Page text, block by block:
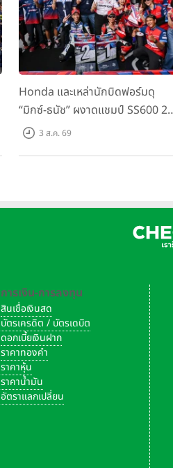
Honda และเหล่านักบิดฟอร์มดุ
“มิกซ์-ธนัช” ผงาดแชมป์ SS600 2
สนามติด “ข้าวกล้อง” คว้าที่ 2 ศึก
3 ส.ค. 69
การเงิน-การลงทุน
สินเชื่อเงินสด
บัตรเครดิต / บัตรเดบิต
ดอกเบี้ยเงินฝาก
ราคาทองคำ
ราคาหุ้น
ราคาน้ำมัน
อัตราแลกเปลี่ยน